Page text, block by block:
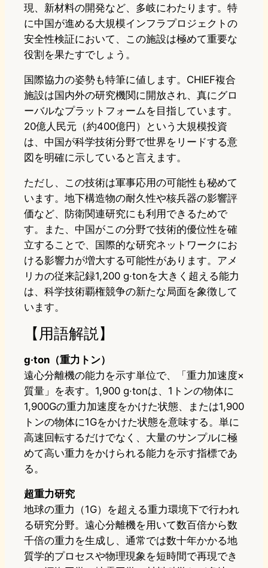
現、新材料の開発など、多岐にわたります。特
に中国が進める大規模インフラプロジェクトの
安全性検証において、この施設は極めて重要な
役割を果たすでしょう。
国際協力の姿勢も特筆に値します。CHIEF複合
施設は国内外の研究機関に開放され、真にグロ
ーバルなプラットフォームを目指しています。
20億人民元（約400億円）という大規模投資
は、中国が科学技術分野で世界をリードする意
図を明確に示していると言えます。
ただし、この技術は軍事応用の可能性も秘めて
います。地下構造物の耐久性や核兵器の影響評
価など、防衛関連研究にも利用できるためで
す。また、中国がこの分野で技術的優位性を確
立することで、国際的な研究ネットワークにお
ける影響力が増大する可能性があります。アメ
リカの従来記録1,200 g·tonを大きく超える能力
は、科学技術覇権競争の新たな局面を象徴して
います。
【用語解説】
g·ton（重力トン）
遠心分離機の能力を示す単位で、「重力加速度×
質量」を表す。1,900 g·tonは、1トンの物体に
1,900Gの重力加速度をかけた状態、または1,900
トンの物体に1Gをかけた状態を意味する。単に
高速回転するだけでなく、大量のサンプルに極
めて高い重力をかけられる能力を示す指標であ
る。
超重力研究
地球の重力（1G）を超える重力環境下で行われ
る研究分野。遠心分離機を用いて数百倍から数
千倍の重力を生成し、通常では数十年かかる地
質学的プロセスや物理現象を短時間で再現でき